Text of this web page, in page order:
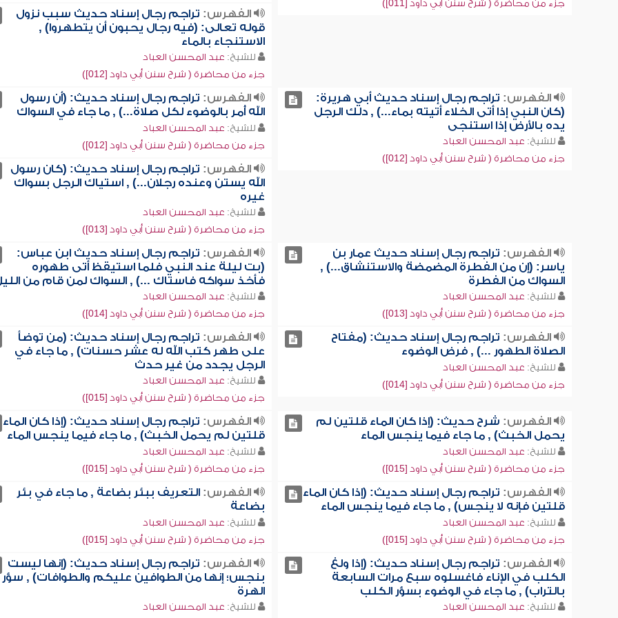
جزء من محاضرة ( شرح سنن أبي داود [011])
الفهرس: تراجم رجال إسناد حديث سبب نزول
قوله تعالى: (فيه رجال يحبون أن يتطهروا) ,
الاستنجاء بالماء
للشيخ: عبد المحسن العباد
جزء من محاضرة ( شرح سنن أبي داود [012])
الفهرس: تراجم رجال إسناد حديث أبي هريرة:
(كان النبي إذا أتى الخلاء أتيته بماء...) , دلك الرجل
يده بالأرض إذا استنجى
للشيخ: عبد المحسن العباد
جزء من محاضرة ( شرح سنن أبي داود [012])
الفهرس: تراجم رجال إسناد حديث: (أن رسول
الله أُمر بالوضوء لكل صلاة...) , ما جاء في السواك
للشيخ: عبد المحسن العباد
جزء من محاضرة ( شرح سنن أبي داود [012])
الفهرس: تراجم رجال إسناد حديث: (كان رسول
الله يستن وعنده رجلان...) , استياك الرجل بسواك
غيره
للشيخ: عبد المحسن العباد
جزء من محاضرة ( شرح سنن أبي داود [013])
الفهرس: تراجم رجال إسناد حديث عمار بن
ياسر: (إن من الفطرة المضمضة والاستنشاق...) ,
السواك من الفطرة
للشيخ: عبد المحسن العباد
جزء من محاضرة ( شرح سنن أبي داود [013])
الفهرس: تراجم رجال إسناد حديث ابن عباس:
(بت ليلة عند النبي فلما استيقظ أتى طهوره
فأخذ سواكه فاستاك ...) , السواك لمن قام من
للشيخ: عبد المحسن العباد
جزء من محاضرة ( شرح سنن أبي داود [014])
الفهرس: تراجم رجال إسناد حديث: (مفتاح
الصلاة الطهور ...) , فرض الوضوء
للشيخ: عبد المحسن العباد
جزء من محاضرة ( شرح سنن أبي داود [014])
الفهرس: تراجم رجال إسناد حديث: (من توضأ
على طهر كتب الله له عشر حسنات) , ما جاء في
الرجل يجدد من غير حدث
للشيخ: عبد المحسن العباد
جزء من محاضرة ( شرح سنن أبي داود [015])
الفهرس: شرح حديث: (إذا كان الماء قلتين لم
يحمل الخبث) , ما جاء فيما ينجس الماء
للشيخ: عبد المحسن العباد
جزء من محاضرة ( شرح سنن أبي داود [015])
الفهرس: تراجم رجال إسناد حديث: (إذا كان الماء
قلتين لم يحمل الخبث) , ما جاء فيما ينجس الماء
للشيخ: عبد المحسن العباد
جزء من محاضرة ( شرح سنن أبي داود [015])
الفهرس: تراجم رجال إسناد حديث: (إذا كان الماء
قلتين فإنه لا ينجس) , ما جاء فيما ينجس الماء
للشيخ: عبد المحسن العباد
جزء من محاضرة ( شرح سنن أبي داود [015])
الفهرس: التعريف ببئر بضاعة , ما جاء في بئر
بضاعة
للشيخ: عبد المحسن العباد
جزء من محاضرة ( شرح سنن أبي داود [015])
الفهرس: تراجم رجال إسناد حديث: (إذا ولغ
الكلب في الإناء فاغسلوه سبع مرات السابعة
بالتراب) , ما جاء في الوضوء بسؤر الكلب
للشيخ: عبد المحسن العباد
الفهرس: تراجم رجال إسناد حديث: (إنها ليست
بنجس؛ إنها من الطوافين عليكم والطوافات) , سؤر
الهرة
للشيخ: عبد المحسن العباد